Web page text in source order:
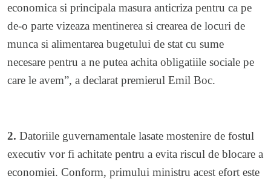
economica si principala masura anticriza pentru ca pe
de-o parte vizeaza mentinerea si crearea de locuri de
munca si alimentarea bugetului de stat cu sume
necesare pentru a ne putea achita obligatiile sociale pe
care le avem”, a declarat premierul Emil Boc.
2. Datoriile guvernamentale lasate mostenire de fostul
executiv vor fi achitate pentru a evita riscul de blocare a
economiei. Conform, primului ministru acest efort este